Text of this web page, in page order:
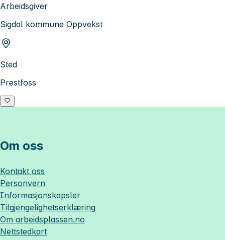
Arbeidsgiver
Sigdal kommune Oppvekst
Sted
Prestfoss
Om oss
Kontakt oss
Personvern
Informasjonskapsler
Tilgjengelighetserklæring
Om arbeidsplassen.no
Nettstedkart